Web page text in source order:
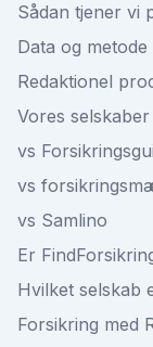
Sådan tjener vi
Data og metode
Redaktionel
Vores selskaber
vs
vs
vs Samlino
Er
Hvilket selskab
Forsikring med